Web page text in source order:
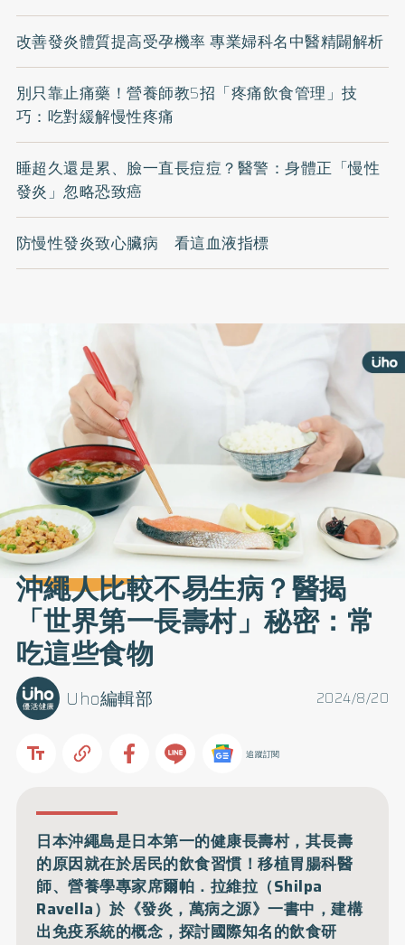
改善發炎體質提高受孕機率 專業婦科名中醫精闢解析
別只靠止痛藥！營養師教5招「疼痛飲食管理」技
巧：吃對緩解慢性疼痛
睡超久還是累、臉一直長痘痘？醫警：身體正「慢性
發炎」忽略恐致癌
防慢性發炎致心臟病 看這血液指標
沖繩人比較不易生病？醫揭
「世界第一長壽村」秘密：常
吃這些食物
2024/8/20
Uho編輯部
追蹤訂閱
日本沖繩島是日本第一的健康長壽村，其長壽
的原因就在於居民的飲食習慣！移植胃腸科醫
師、營養學專家席爾帕．拉維拉（Shilpa
Ravella）於《發炎，萬病之源》一書中，建構
出免疫系統的概念，探討國際知名的飲食研